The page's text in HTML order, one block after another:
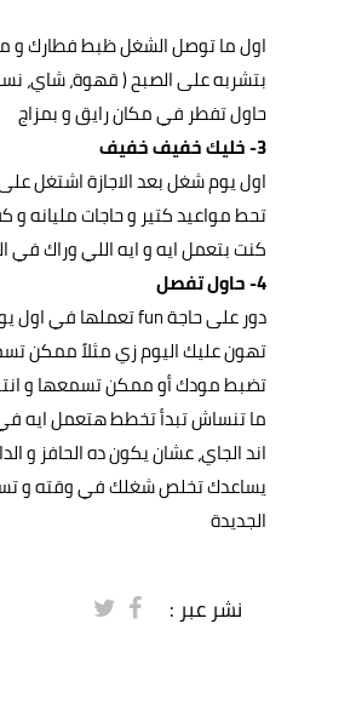
اول ما توصل الشغل ظبط فطارك و
بتشربه على الصبح ( قهوة، شاي،
حاول تفطر في مكان رايق و بمزاج
3- خليك خفيف خفيف
اول يوم شغل بعد الاجازة اشتغل
تحط مواعيد كتير و حاجاتمليانه و
كنت بتعمل ايه و ايه اللي وراك في
4- حاول تفصل
دور على حاجةfunتعملها في اول
تهون عليك اليوم زي مثلاً ممكن
تضبط مودك أو ممكن تسمعها و
ما تنساش تبدأ تخطط هتعمل ايه
اند الجاي، عشان يكون ده الحافز و
يساعدك تخلص شغلك في وقته و
الجديدة
نشر عبر :